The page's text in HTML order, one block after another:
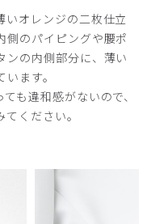
ジージャケット/
オレンジの二枚仕立
側のパイピングや腰ポ
ンの内側部分に、薄い
ます。
も違和感がないので、
ください。